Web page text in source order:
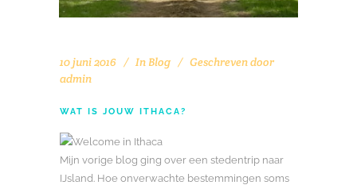
10 juni 2016 In Blog
Geschreven door
admin
WAT IS JOUW ITHACA?
Mijn vorige blog ging over een stedentrip naar
IJsland. Hoe onverwachte bestemmingen soms